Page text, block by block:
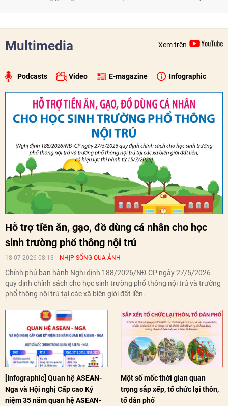
Multimedia Xem trên
Podcasts Video E-magazine Infographic
Hỗ trợ tiền ăn, gạo, đồ dùng cá nhân cho học
sinh trường phổ thông nội trú
18-07-2026 08:13 NHỊP SỐNG QUA ẢNH
Chính phủ ban hành Nghị định 188/2026/NĐ-CP ngày 27/5/2026
quy định chính sách cho học sinh trường phổ thông nội trú và trường
phổ thông nội trú tại các xã biên giới đất liền.
[Infographic] Quan hệ ASEAN-
Nga và Hội nghị Cấp cao Kỷ
niệm 35 năm quan hệ ASEAN-
Một số mốc thời gian quan
trọng sắp xếp, tổ chức lại thôn,
tổ dân phố